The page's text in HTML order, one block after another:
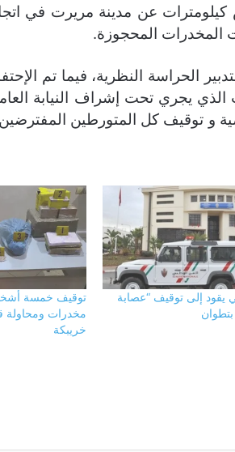
عن مدينة مريرت في
المخدرات المحجوزة.
الحراسة النظرية، فيما تم
يجري تحت إشراف النيابة
توقيف كل المتورطين
يقود إلى توقيف “عصابة
بتطوان
توقيف خمسة
مخدرات
خريبكة